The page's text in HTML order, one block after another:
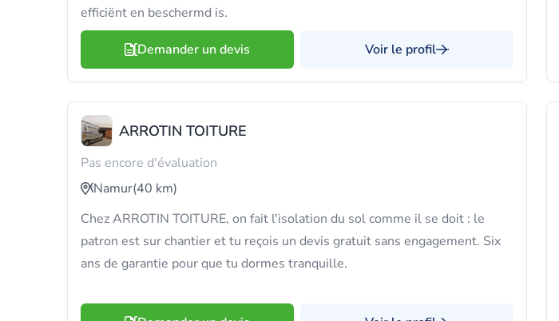
efficiënt en beschermd is.
Demander un devis Voir le profil
ARROTIN TOITURE
Pas encore d'évaluation
Namur(40 km)
Chez ARROTIN TOITURE, on fait l'isolation du sol comme il se doit : le
patron est sur chantier et tu reçois un devis gratuit sans engagement. Six
ans de garantie pour que tu dormes tranquille.